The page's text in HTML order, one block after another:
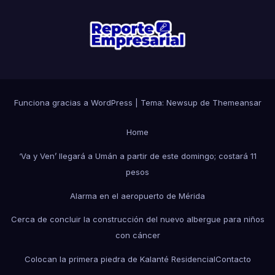
Funciona gracias a WordPress Tema: Newsup de Themeansar
Home
‘Va y Ven’ llegará a Umán a partir de este domingo; costará 11
pesos
Alarma en el aeropuerto de Mérida
Cerca de concluir la construcción del nuevo albergue para niños
con cáncer
Colocan la primera piedra de Kalanté ResidencialContacto